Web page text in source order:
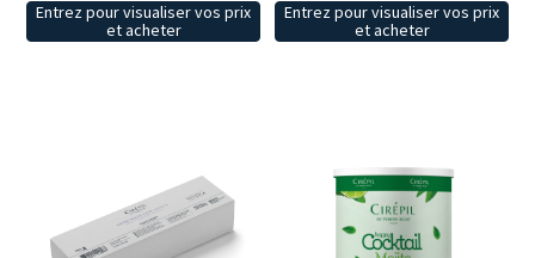
Entrez pour visualiser vos prix
et acheter
Entrez pour visualiser vos prix
et acheter